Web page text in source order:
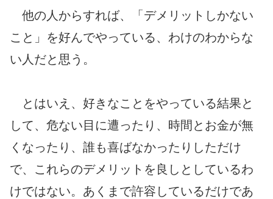
他の人からすれば、「デメリットしかない
こと」を好んでやっている、わけのわからな
い人だと思う。
とはいえ、好きなことをやっている結果と
して、危ない目に遭ったり、時間とお金が無
くなったり、誰も喜ばなかったりしただけ
で、これらのデメリットを良しとしているわ
けではない。あくまで許容しているだけであ